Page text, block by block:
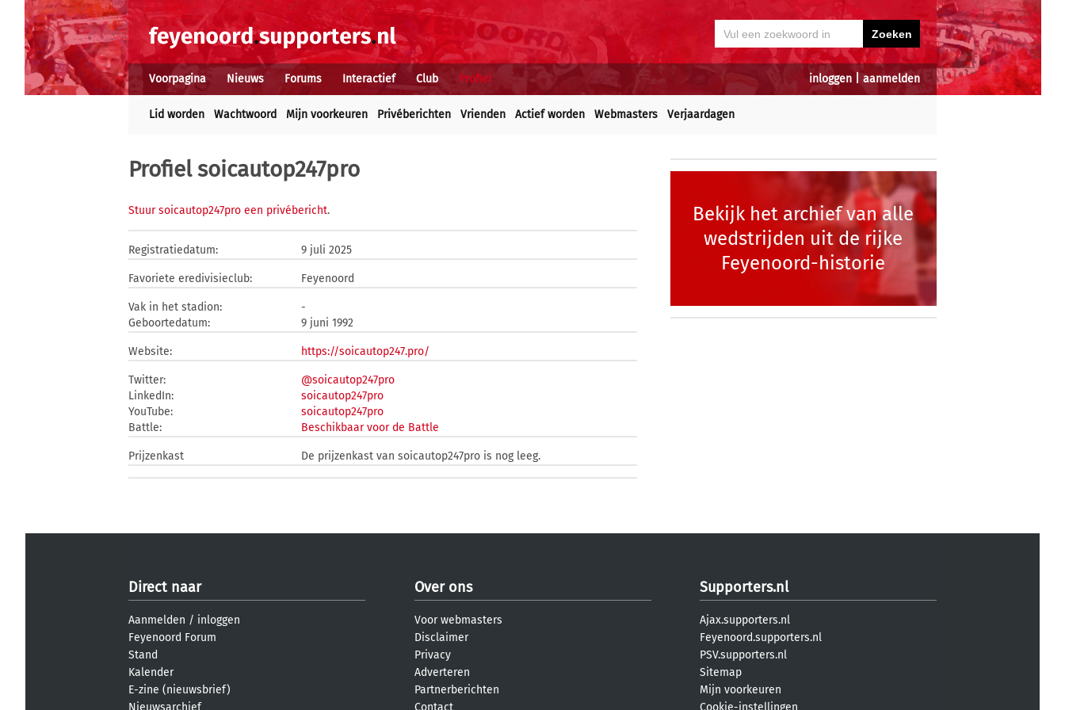
inloggen aanmelden
Voorpagina Nieuws Forums Interactief Club Profiel
Lid worden Wachtwoord Mijn voorkeuren Privéberichten Vrienden Actief worden Webmasters Verjaardagen
Profiel soicautop247pro
Stuur soicautop247pro een privébericht.
Registratiedatum: 9 juli 2025
Favoriete eredivisieclub: Feyenoord
Vak in het stadion:
-
Geboortedatum:
9 juni 1992
Website: https://soicautop247.pro/
Twitter:
@soicautop247pro
LinkedIn:
soicautop247pro
YouTube:
soicautop247pro
Battle:
Beschikbaar voor de Battle
Prijzenkast De prijzenkast van soicautop247pro is nog leeg.
Bekijk het archief van alle
wedstrijden uit de rijke
Feyenoord-historie
Direct naar
Aanmelden / inloggen
Feyenoord Forum
Stand
Kalender
E-zine (nieuwsbrief)
Nieuwsarchief
Over ons
Voor webmasters
Disclaimer
Privacy
Adverteren
Partnerberichten
Contact
Supporters.nl
Ajax.supporters.nl
Feyenoord.supporters.nl
PSV.supporters.nl
Sitemap
Mijn voorkeuren
Cookie-instellingen